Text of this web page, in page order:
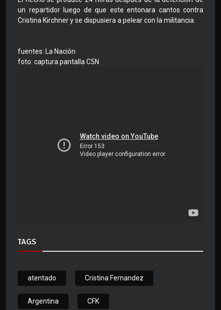
un repartidor luego de que este entonara cantos contra
Cristina Kirchner y se dispusiera a pelear con la militancia.
fuentes: La Nación
foto: captura pantalla C5N
TAGS
atentado Cristina Fernandez
Argentina CFK